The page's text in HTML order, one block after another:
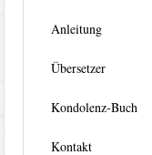
Anleitung
Übersetzer
Kondolenz-Buch
Kontakt